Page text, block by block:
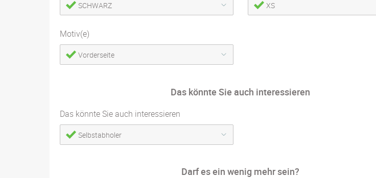
SCHWARZ XS
Motiv(e)
Vorderseite
Das könnte Sie auch interessieren
Das könnte Sie auch interessieren
Selbstabholer
Darf es ein wenig mehr sein?